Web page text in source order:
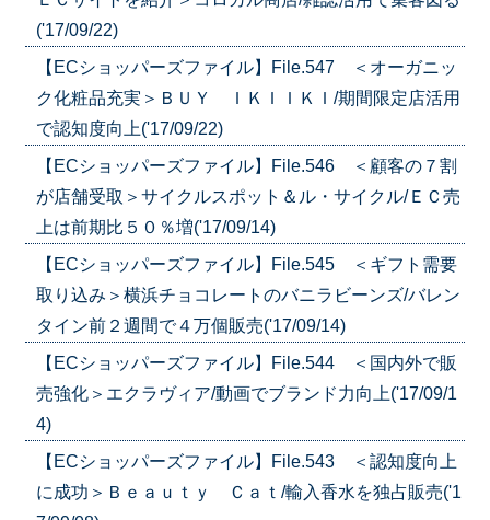
('17/09/22)
【ECショッパーズファイル】File.547 ＜オーガニッ
ク化粧品充実＞ＢＵＹ ＩＫＩＩＫＩ/期間限定店活用
で認知度向上('17/09/22)
【ECショッパーズファイル】File.546 ＜顧客の７割
が店舗受取＞サイクルスポット＆ル・サイクル/ＥＣ売
上は前期比５０％増('17/09/14)
【ECショッパーズファイル】File.545 ＜ギフト需要
取り込み＞横浜チョコレートのバニラビーンズ/バレン
タイン前２週間で４万個販売('17/09/14)
【ECショッパーズファイル】File.544 ＜国内外で販
売強化＞エクラヴィア/動画でブランド力向上('17/09/1
4)
【ECショッパーズファイル】File.543 ＜認知度向上
に成功＞Ｂｅａｕｔｙ Ｃａｔ/輸入香水を独占販売('1